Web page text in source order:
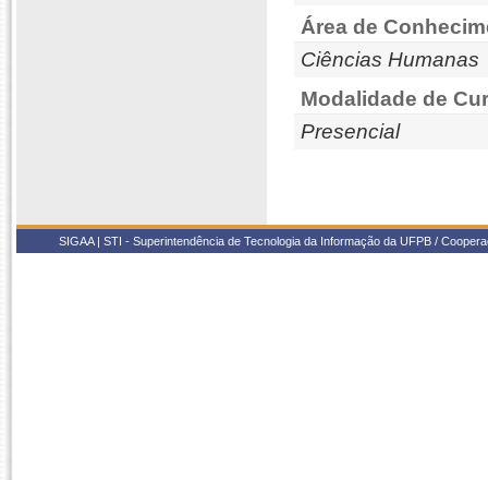
Área de
Ciências Humanas
Modalidade de
Presencial
SIGAA | STI - Superintendência de Tecnologia da Informação da UFPB /